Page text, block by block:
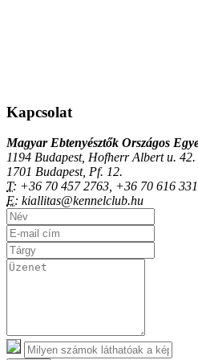
Kapcsolat
Magyar Ebtenyésztők Országos
1194 Budapest, Hofherr Albert u. 42.
1701 Budapest, Pf. 12.
T: +36 70 457 2763, +36 70 616
E: kiallitas@kennelclub.hu